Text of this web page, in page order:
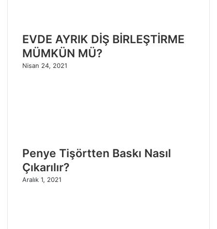
EVDE AYRIK DİŞ BİRLEŞTİRME
MÜMKÜN MÜ?
Nisan 24, 2021
Penye Tişörtten Baskı Nasıl
Çıkarılır?
Aralık 1, 2021